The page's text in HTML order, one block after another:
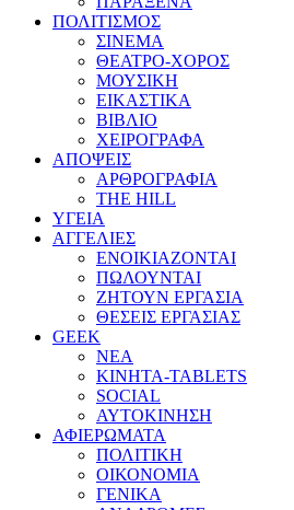
ΠΟΛΙΤΙΣΜΟΣ
ΣΙΝΕΜΑ
ΘΕΑΤΡΟ-ΧΟΡΟΣ
ΜΟΥΣΙΚΗ
ΕΙΚΑΣΤΙΚΑ
ΒΙΒΛΙΟ
ΧΕΙΡΟΓΡΑΦΑ
ΑΠΟΨΕΙΣ
ΑΡΘΡΟΓΡΑΦΙΑ
THE HILL
ΥΓΕΙΑ
ΑΓΓΕΛΙΕΣ
ΕΝΟΙΚΙΑΖΟΝΤΑΙ
ΠΩΛΟΥΝΤΑΙ
ΖΗΤΟΥΝ ΕΡΓΑΣΙΑ
ΘΕΣΕΙΣ ΕΡΓΑΣΙΑΣ
GEEK
ΝΕΑ
ΚΙΝΗΤΑ-TABLETS
SOCIAL
ΑΥΤΟΚΙΝΗΣΗ
ΑΦΙΕΡΩΜΑΤΑ
ΠΟΛΙΤΙΚΗ
ΟΙΚΟΝΟΜΙΑ
ΓΕΝΙΚΑ